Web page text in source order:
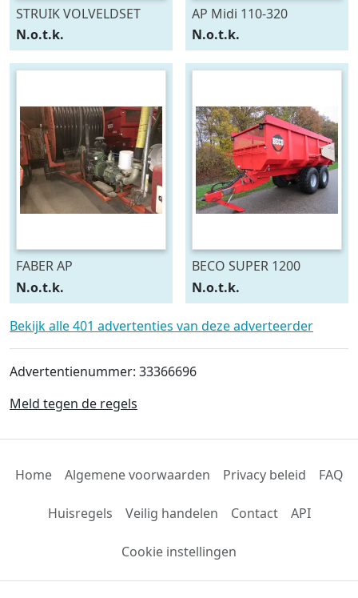
STRUIK VOLVELDSET
N.o.t.k.
AP Midi 110-320
N.o.t.k.
FABER AP
N.o.t.k.
BECO SUPER 1200
N.o.t.k.
Bekijk alle 401 advertenties van deze adverteerder
Advertentienummer: 33366696
Meld tegen de regels
Home Algemene voorwaarden Privacy beleid FAQ
Huisregels Veilig handelen Contact API
Cookie instellingen